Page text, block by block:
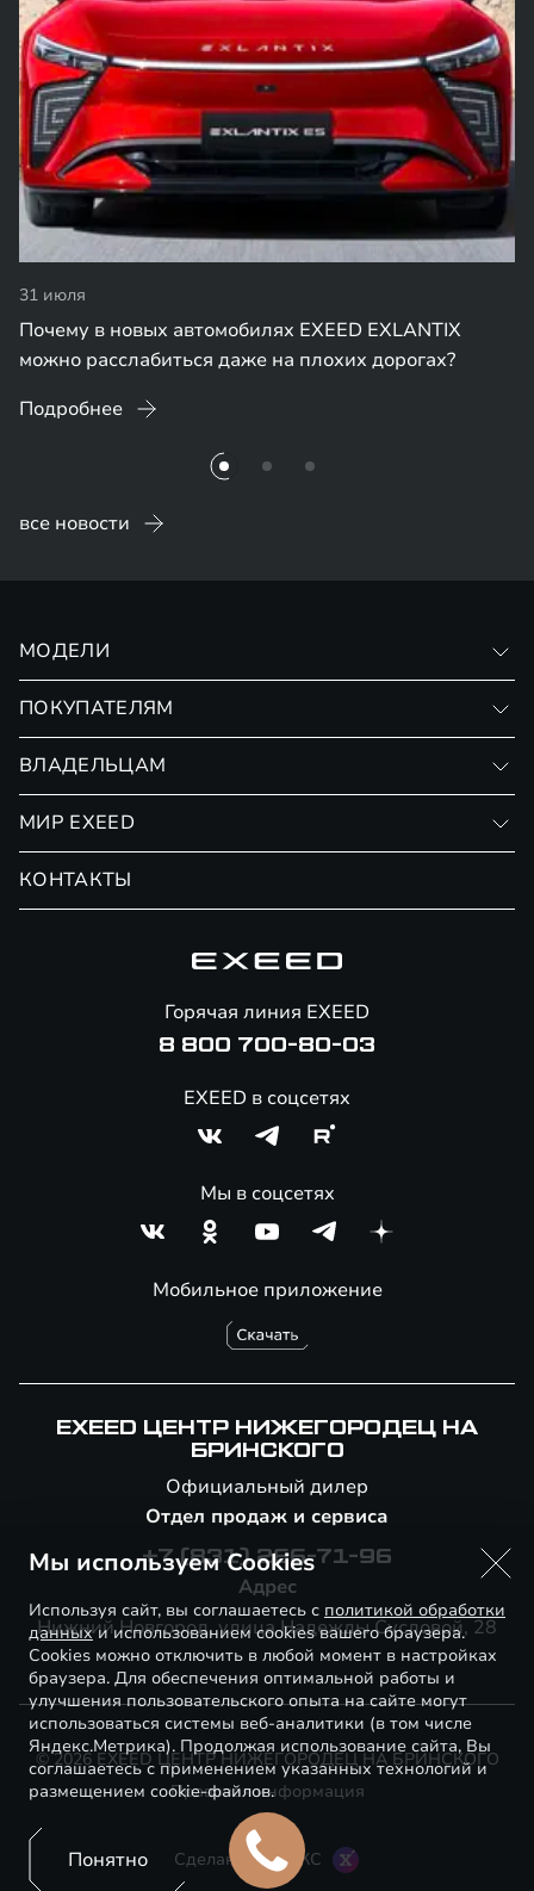
31 июля
Почему в новых автомобилях EXEED EXLANTIX
можно расслабиться даже на плохих дорогах?
Подробнее
все новости
МОДЕЛИ
ПОКУПАТЕЛЯМ
Страхование
ВЛАДЕЛЬЦАМ
Сервис
Помощь на дорогах
МИР EXEED
КОНТАКТЫ
Мобильное приложение
Горячая линия EXEED
8 800 700-80-03
EXEED в соцсетях
Мы в соцсетях
EXEED ЦЕНТР НИЖЕГОРОДЕЦ НА
БРИНСКОГО
Официальный дилер
Отдел продаж и сервиса
+7 (831) 266-71-96
Адрес
Нижний Новгород, улица Надежды Сусловой, 28
© 2026 EXEED ЦЕНТР НИЖЕГОРОДЕЦ НА БРИНСКОГО
Правовая информация
Сделано в ПЕРКС
Мы используем Cookies
Используя сайт, вы соглашаетесь с политикой обработки
данныхи использованием cookies вашего браузера.
Cookies можно отключить в любой момент в настройках
браузера. Для обеспечения оптимальной работы и
улучшения пользовательского опыта на сайте могут
использоваться системы веб-аналитики (в том числе
Яндекс.Метрика). Продолжая использование сайта, Вы
соглашаетесь с применением указанных технологий и
размещением cookie-файлов.
Понятно